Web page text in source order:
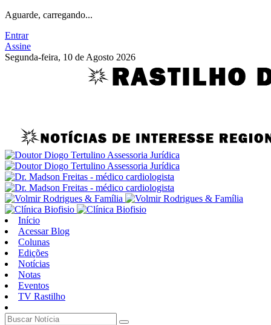
Aguarde, carregando...
Entrar
Assine
Segunda-feira, 10 de Agosto 2026
Início
Acessar Blog
Colunas
Edições
Notícias
Notas
Eventos
TV Rastilho